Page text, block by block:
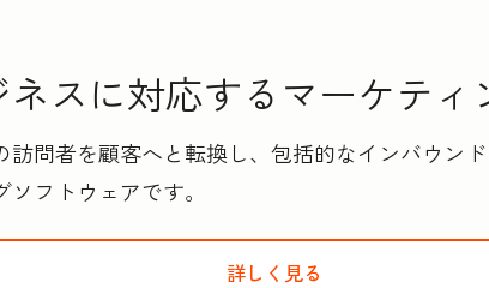
スに対応するマ‍ー‍ケ‍テ‍ィ‍
問者を顧客へと転換し、包括的なインバウン
フトウェアです。
詳しく見る